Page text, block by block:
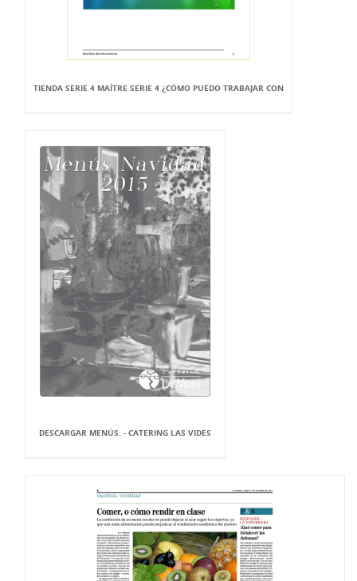
TIENDA SERIE 4 MAÎTRE SERIE 4 ¿CÓMO PUEDO TRABAJAR CON
DESCARGAR MENÚS. - CATERING LAS VIDES